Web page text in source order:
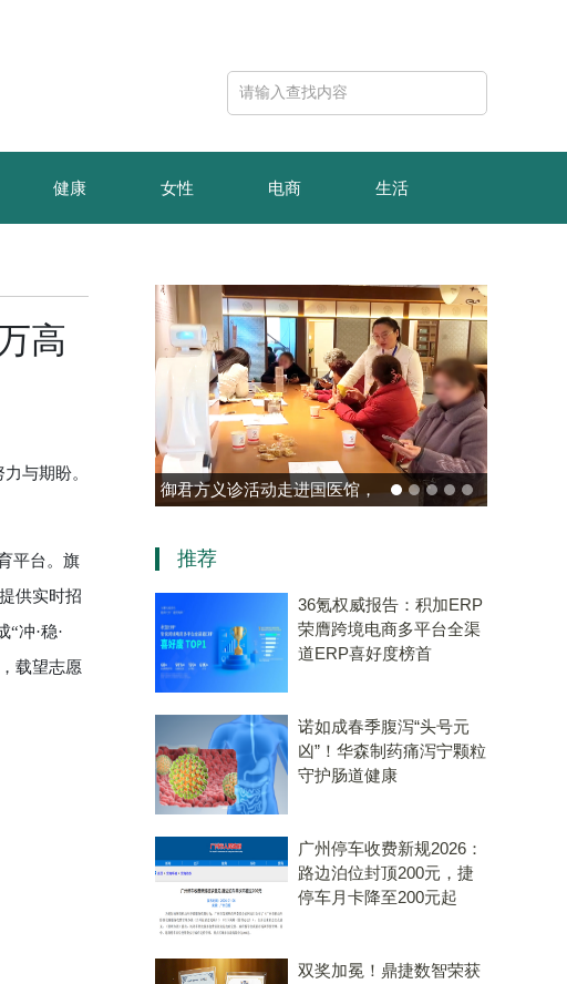
健康 女性 电商 生活
高
与期盼。
平台。旗
供实时招
冲·稳·
载望志愿
玻色量子完成10亿元B轮融
算机赛道唯一代表！
推荐
36氪权威报告：积加ERP
荣膺跨境电商多平台全渠
道ERP喜好度榜首
诺如成春季腹泻“头号元
凶”！华森制药痛泻宁颗粒
守护肠道健康
广州停车收费新规2026：
路边泊位封顶200元，捷
停车月卡降至200元起
双奖加冕！鼎捷数智荣获